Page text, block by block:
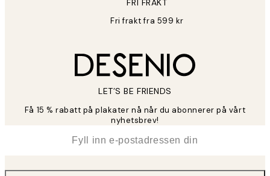
FRI FRAKT
Fri frakt fra 599 kr
LET’S BE FRIENDS
Få 15 % rabatt på plakater nå når du abonnerer på vårt
nyhetsbrev!